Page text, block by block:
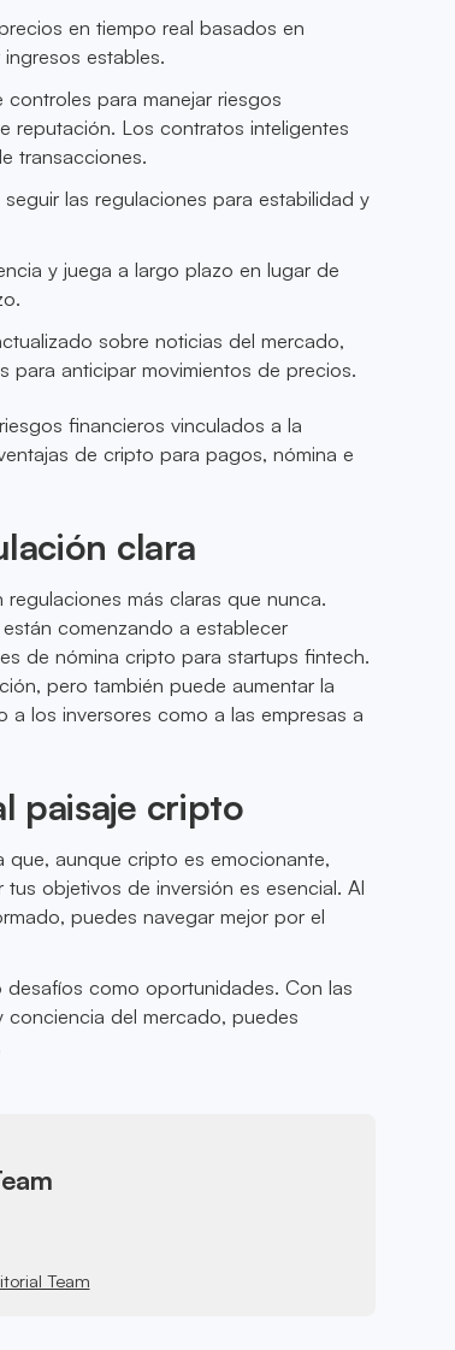
en tiempo real basados en
estables.
controles para manejar riesgos
reputación. Los contratos inteligentes
transacciones.
las regulaciones para estabilidad y
y juega a largo plazo en lugar de
sobre noticias del mercado,
para anticipar movimientos de precios.
financieros vinculados a la
de cripto para pagos, nómina e
clara
más claras que nunca.
comenzando a establecer
de nómina cripto para startups fintech.
pero también puede aumentar la
los inversores como a las empresas a
paisaje cripto
aunque cripto es emocionante,
objetivos de inversión es esencial. Al
puedes navegar mejor por el
como oportunidades. Con las
del mercado, puedes
Team